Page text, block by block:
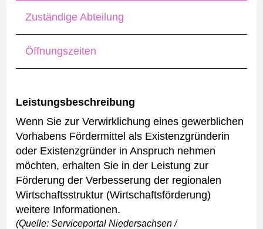
Zuständige Abteilung
Öffnungszeiten
Leistungsbeschreibung
Wenn Sie zur Verwirklichung eines gewerblichen
Vorhabens Fördermittel als Existenzgründerin
oder Existenzgründer in Anspruch nehmen
möchten, erhalten Sie in der Leistung zur
Förderung der Verbesserung der regionalen
Wirtschaftsstruktur (Wirtschaftsförderung)
weitere Informationen.
(Quelle: Serviceportal Niedersachsen /